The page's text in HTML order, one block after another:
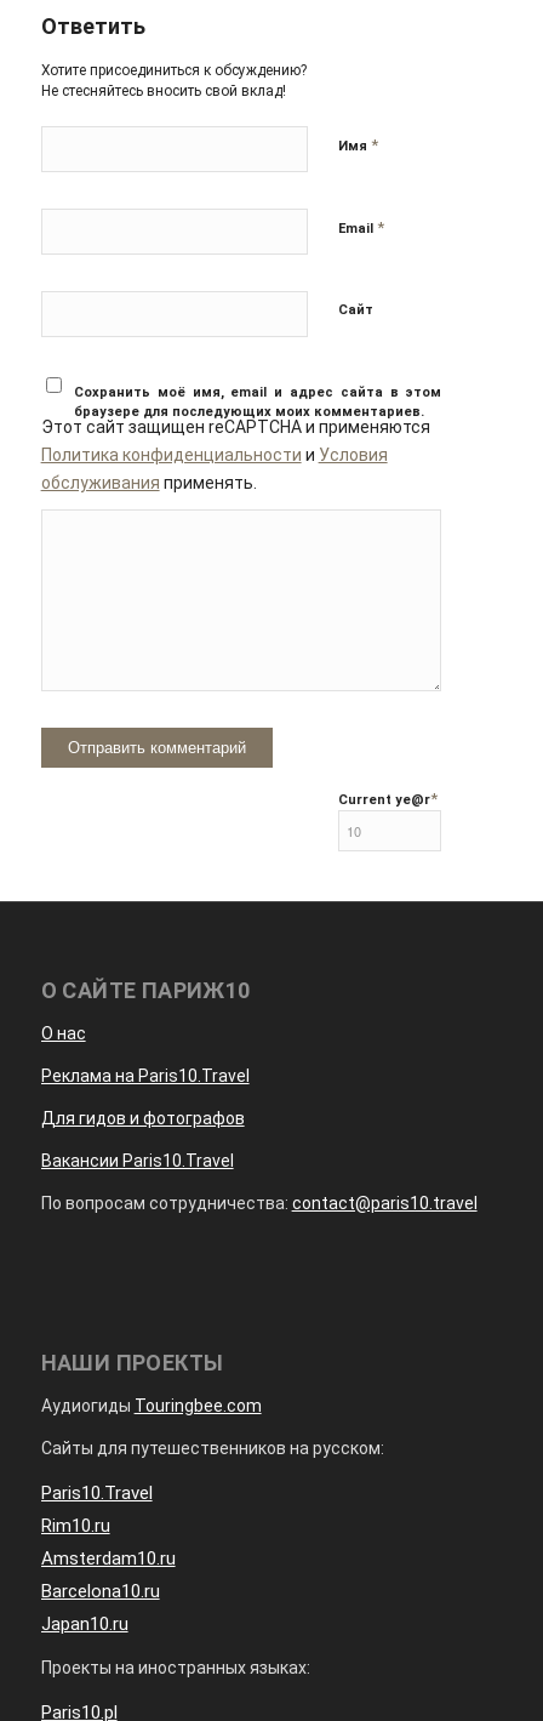
Ответить
Хотите присоединиться к обсуждению?
Не стесняйтесь вносить свой вклад!
Имя *
Email *
Сайт
Сохранить моё имя, email и адрес сайта в этом
браузере для последующих моих комментариев.
Этот сайт защищен reCAPTCHA и применяются
Политика конфиденциальности и Условия
обслуживания применять.
Current ye@r*
О САЙТЕ ПАРИЖ10
О нас
Реклама на Paris10.Travel
Для гидов и фотографов
Вакансии Paris10.Travel
По вопросам сотрудничества: contact@paris10.travel
НАШИ ПРОЕКТЫ
Аудиогиды Touringbee.com
Сайты для путешественников на русском:
Paris10.Travel
Rim10.ru
Amsterdam10.ru
Barcelona10.ru
Japan10.ru
Проекты на иностранных языках:
Paris10.pl